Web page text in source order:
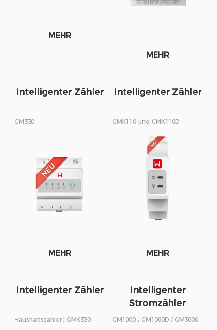
MEHR
MEHR
Intelligenter Zähler
GM330
MEHR
Intelligenter Zähler
GMK110 und GMK110D
MEHR
Intelligenter Zähler
Haushaltszähler | GMK330
Intelligenter
Stromzähler
GM1000 / GM1000D / GM3000